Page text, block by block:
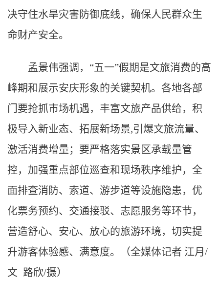
决守住水旱灾害防御底线，确保人民群众生
命财产安全。
孟景伟强调，“五一”假期是文旅消费的高
峰期和展示安庆形象的关键契机。各地各部
门要抢抓市场机遇，丰富文旅产品供给，积
极导入新业态、拓展新场景,引爆文旅流量、
激活消费增量；要严格落实景区承载量管
控，加强重点部位巡查和现场秩序维护，全
面排查消防、索道、游步道等设施隐患，优
化票务预约、交通接驳、志愿服务等环节，
营造舒心、安心、放心的旅游环境，切实提
升游客体验感、满意度。（全媒体记者 江月/
文 路欣/摄）